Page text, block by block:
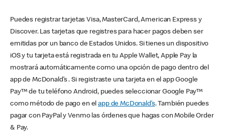
Puedes registrar tarjetas Visa, MasterCard, American Express y
Discover. Las tarjetas que registres para hacer pagos deben ser
emitidas por un banco de Estados Unidos. Si tienes un dispositivo
iOS y tu tarjeta está registrada en tu Apple Wallet, Apple Pay la
mostrará automáticamente como una opción de pago dentro del
app de McDonald’s . Si registraste una tarjeta en el app Google
Pay™ de tu teléfono Android, puedes seleccionar Google Pay™
como método de pago en elapp de McDonald’s. También puedes
pagar con PayPal y Venmo las órdenes que hagas con Mobile Order
& Pay.